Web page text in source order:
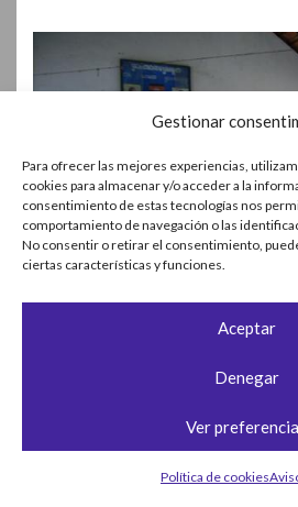
Gestionar
Para ofrecer las mejores experiencias,
cookies para almacenar y/o acceder a la
consentimiento de estas tecnologías nos
comportamiento de navegación o las
No consentir o retirar el consentimiento,
ciertas características y funciones.
Aceptar
Denegar
Ver
Política de cookies
los mayores. El nivel es muy bajo. De
me pongo a hablar con el.